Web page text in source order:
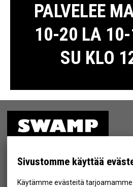
Sivustomme käyttää
Käytämme evästeitä
PALVELEE
10-20 LA
SU KLO
MYYMÄLÄ